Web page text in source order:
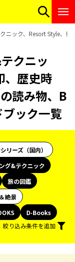
ニック、Resort Style、
クニッ
歴史時
読み物、B
ック一覧
リーズ（国内）
グ&テクニック
旅の図鑑
絶景
D-Books
絞り込み条件を追加